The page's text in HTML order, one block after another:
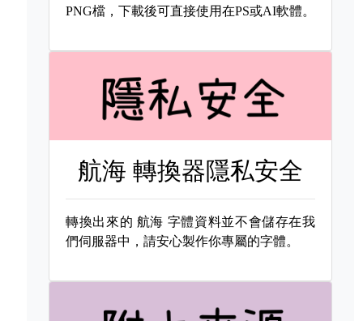
PNG檔，下載後可直接使用在PS或AI軟體。
航海 轉換器隱私安全
轉換出來的 航海 字體資料並不會儲存在我
們伺服器中，請安心製作你專屬的字體。